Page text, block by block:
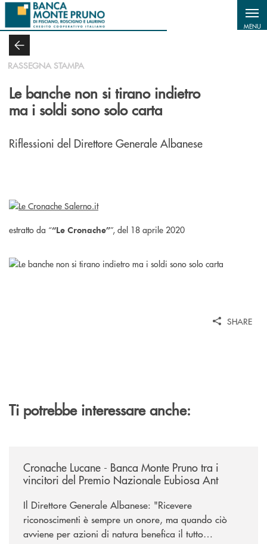
Salta al contenuto principale
MENU
RASSEGNA STAMPA
Le banche non si tirano indietro
ma i soldi sono solo carta
Riflessioni del Direttore Generale Albanese
estratto da ““Le Cronache””, del 18 aprile 2020
SHARE
Ti potrebbe interessare anche:
Cronache Lucane - Banca Monte Pruno tra i
vincitori del Premio Nazionale Eubiosa Ant
Il Direttore Generale Albanese: "Ricevere
riconoscimenti è sempre un onore, ma quando ciò
avviene per azioni di natura benefica il tutto